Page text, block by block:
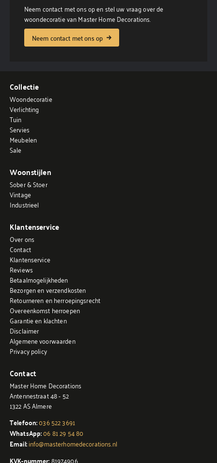
Neem contact met ons op en stel uw vraag over de
woondecoratie van Master Home Decorations.
Neem contact met ons op
Collectie
Woondecoratie
Verlichting
Tuin
Servies
Meubelen
Sale
Woonstijlen
Sober & Stoer
Vintage
Industrieel
Klantenservice
Over ons
Contact
Klantenservice
Reviews
Betaalmogelijkheden
Bezorgen en verzendkosten
Retourneren en herroepingsrecht
Overeenkomst herroepen
Garantie en klachten
Disclaimer
Algemene voorwaarden
Privacy policy
Contact
Master Home Decorations
Antennestraat 48 - 52
1322 AS Almere
Telefoon:036 522 3691
WhatsApp:06 81 29 54 80
Email:info@masterhomedecorations.nl
81974906